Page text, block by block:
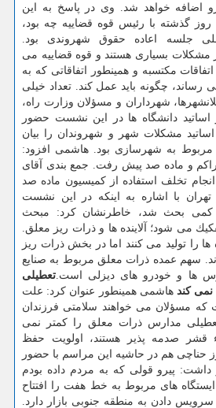
اضافه خواهد شد. وی در پاسخ به این
گذشته با رئیس قوه قضاییه چه بود،
جلسه اعاده حقوق شهروندی بود.
مشكلات بسیاری هستند و قوه قضاییه می
مكتسبه و همینطور اتفاقاتی كه به
چگونه باید عمل كند. تعداد خیلی
شهرداران و مسؤلان وزارت راه،
دانشگاه ها در این نشست حضور
مشكلات شهر و شهروندان را بیان
مربوط به شهرسازی بود. هاشمی افزود:
و ماده صد پیش رفت. جمع بندی آقای
تخلف استفاده از كمیسیون ماده صد
با اشاره به اینكه در این نشست
كمی بحث شد، خاطرنشان كرد: مبحث
می شود؛ آلاینده ها و ذرات ریز معلق.
آلاینده ها را تولید می كنند اما در بخش ذرات ریز
دارند. سهم عمده ذرات معلق مربوط به صنایع
ها و خودرو های دیزلی است. تعطیلی
نمی كندهاشمی همینطور عنوان كرد: علت
مسؤلان می خواهند سلامتی فرزندان
مدارس ذرات معلق را كمتر نمی
قشر صدمه پذیر هستند، اولویت حفظ
حناچی هم در حاشیه این مراسم با حضور
داشت: پیرو قولی كه به مردم داده بودم
ایستگاه های مربوط به خط هفت را افتتاح
دادن به منطقه جنوبی بازار دارد.